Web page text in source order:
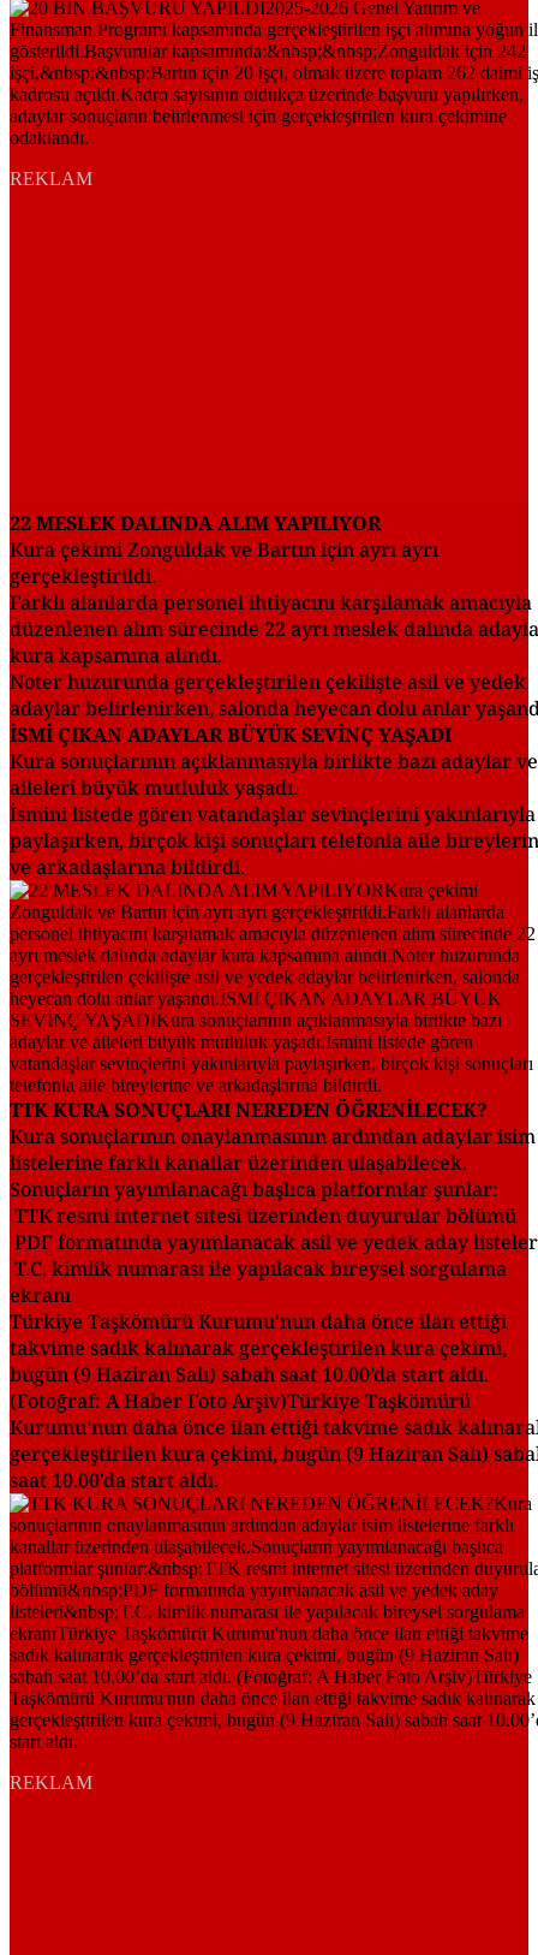
REKLAM
22 MESLEK DALINDA ALIM YAPILIYOR
Kura çekimi Zonguldak ve Bartın için ayrı ayrı
gerçekleştirildi.
Farklı alanlarda personel ihtiyacını karşılamak amacıyla
düzenlenen alım sürecinde 22 ayrı meslek dalında
kura kapsamına alındı.
Noter huzurunda gerçekleştirilen çekilişte asil ve yedek
adaylar belirlenirken, salonda heyecan dolu anlar
İSMİ ÇIKAN ADAYLAR BÜYÜK SEVİNÇ YAŞADI
Kura sonuçlarının açıklanmasıyla birlikte bazı adaylar ve
aileleri büyük mutluluk yaşadı.
İsmini listede gören vatandaşlar sevinçlerini yakınlarıyla
paylaşırken, birçok kişi sonuçları telefonla aile
ve arkadaşlarına bildirdi.
TTK KURA SONUÇLARI NEREDEN ÖĞRENİLECEK?
Kura sonuçlarının onaylanmasının ardından adaylar isim
listelerine farklı kanallar üzerinden ulaşabilecek.
Sonuçların yayımlanacağı başlıca platformlar şunlar:
TTK resmi internet sitesi üzerinden duyurular bölümü
PDF formatında yayımlanacak asil ve yedek aday
T.C. kimlik numarası ile yapılacak bireysel sorgulama
ekranı
Türkiye Taşkömürü Kurumu'nun daha önce ilan ettiği
takvime sadık kalınarak gerçekleştirilen kura çekimi,
bugün (9 Haziran Salı) sabah saat 10.00’da start aldı.
(Fotoğraf: A Haber Foto Arşiv)Türkiye Taşkömürü
Kurumu'nun daha önce ilan ettiği takvime sadık
gerçekleştirilen kura çekimi, bugün (9 Haziran Salı)
saat 10.00’da start aldı.
REKLAM